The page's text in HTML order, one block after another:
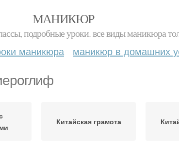
МАНИКЮР
подробные уроки. все виды маникюра
маникюра маникюр в домашних
Китайская грамота